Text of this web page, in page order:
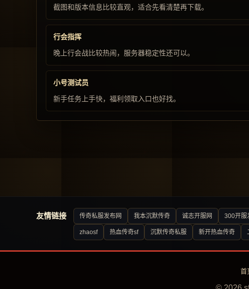
截图和版本信息比较直观，适合先看清楚再下载。
行会指挥
晚上行会战比较热闹，服务器稳定性还可以。
小号测试员
新手任务上手快，福利领取入口也好找。
友情链接 传奇私服发布网 我本沉默传奇 诚志开服网 300开服
zhaosf 热血传奇sf 沉默传奇私服 新开热血传奇
首